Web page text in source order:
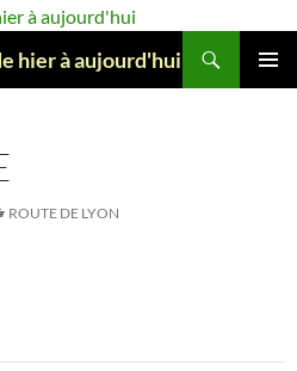
hier à aujourd'hui
ROUTE DE LYON